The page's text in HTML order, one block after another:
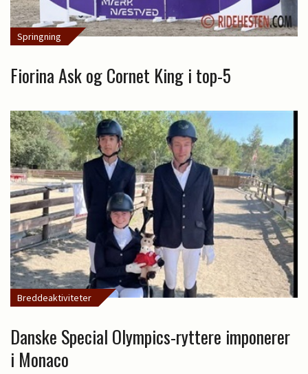
Springning
Fiorina Ask og Cornet King i top-5
Breddeaktiviteter
Danske Special Olympics-ryttere imponerer
i Monaco